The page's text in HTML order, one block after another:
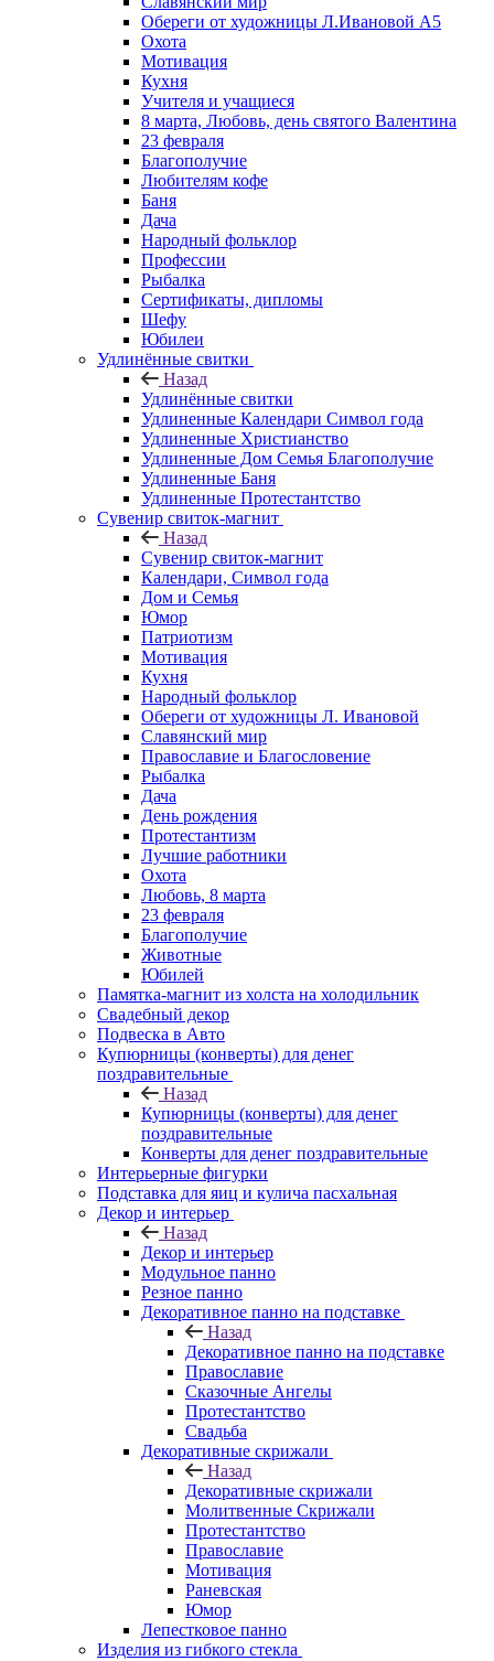
Обереги от художницы Л.Ивановой А5
Охота
Мотивация
Кухня
Учителя и учащиеся
8 марта, Любовь, день святого Валентина
23 февраля
Благополучие
Любителям кофе
Баня
Дача
Народный фольклор
Профессии
Рыбалка
Сертификаты, дипломы
Шефу
Юбилеи
Удлинённые свитки
Назад
Удлинённые свитки
Удлиненные Календари Символ года
Удлиненные Христианство
Удлиненные Дом Семья Благополучие
Удлиненные Баня
Удлиненные Протестантство
Сувенир свиток-магнит
Назад
Сувенир свиток-магнит
Календари, Символ года
Дом и Семья
Юмор
Патриотизм
Мотивация
Кухня
Народный фольклор
Обереги от художницы Л. Ивановой
Славянский мир
Православие и Благословение
Рыбалка
Дача
День рождения
Протестантизм
Лучшие работники
Охота
Любовь, 8 марта
23 февраля
Благополучие
Животные
Юбилей
Памятка-магнит из холста на холодильник
Свадебный декор
Подвеска в Авто
Купюрницы (конверты) для денег
поздравительные
Назад
Купюрницы (конверты) для денег
поздравительные
Конверты для денег поздравительные
Интерьерные фигурки
Подставка для яиц и кулича пасхальная
Декор и интерьер
Назад
Декор и интерьер
Модульное панно
Резное панно
Декоративное панно на подставке
Назад
Декоративное панно на подставке
Православие
Сказочные Ангелы
Протестантство
Свадьба
Декоративные скрижали
Назад
Декоративные скрижали
Молитвенные Скрижали
Протестантство
Православие
Мотивация
Раневская
Юмор
Лепестковое панно
Изделия из гибкого стекла